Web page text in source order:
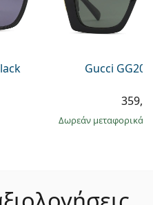
Gucci
Δωρεάν μεταφορικά